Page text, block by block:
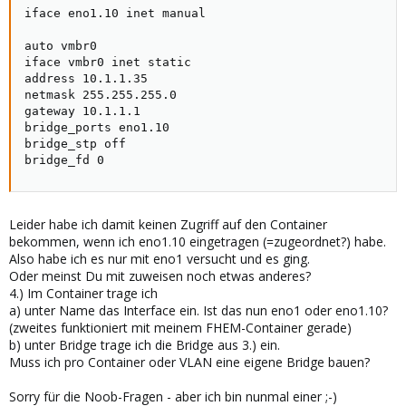
iface eno1.10 inet manual
auto vmbr0
iface vmbr0 inet static
address 10.1.1.35
netmask 255.255.255.0
gateway 10.1.1.1
bridge_ports eno1.10
bridge_stp off
bridge_fd 0
Leider habe ich damit keinen Zugriff auf den Container
bekommen, wenn ich eno1.10 eingetragen (=zugeordnet?) habe.
Also habe ich es nur mit eno1 versucht und es ging.
Oder meinst Du mit zuweisen noch etwas anderes?
4.) Im Container trage ich
a) unter Name das Interface ein. Ist das nun eno1 oder eno1.10?
(zweites funktioniert mit meinem FHEM-Container gerade)
b) unter Bridge trage ich die Bridge aus 3.) ein.
Muss ich pro Container oder VLAN eine eigene Bridge bauen?
Sorry für die Noob-Fragen - aber ich bin nunmal einer ;-)